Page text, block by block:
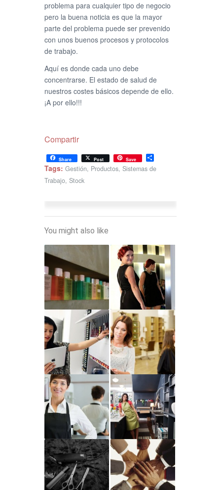
problema para cualquier tipo de negocio
pero la buena noticia es que la mayor
parte del problema puede ser prevenido
con unos buenos procesos y protocolos
de trabajo.
Aquí es donde cada uno debe
concentrarse. El estado de salud de
nuestros costes básicos depende de ello.
¡A por ello!!!
Compartir
Share Post Save
Tags: Gestión, Productos, Sistemas de
Trabajo, Stock
You might also like